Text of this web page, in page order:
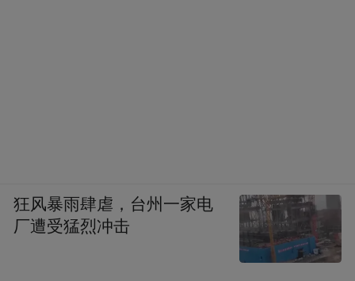
狂风暴雨肆虐，台州一家电
厂遭受猛烈冲击